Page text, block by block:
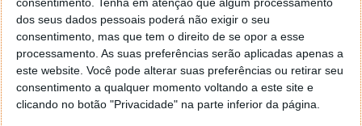
consentimento. Tenha em atenção que algum processamento
dos seus dados pessoais poderá não exigir o seu
consentimento, mas que tem o direito de se opor a esse
processamento. As suas preferências serão aplicadas apenas a
este website. Você pode alterar suas preferências ou retirar seu
consentimento a qualquer momento voltando a este site e
clicando no botão "Privacidade" na parte inferior da página.
agosto chega o momento da verdade. Será durante
esse mês e meio que a Xiaomi lançará as primeiras
versões estáveis ​​do HyperOS 3.3 ou HyperOS 4 com
Android 17.
Quanto aos modelos que poderão ser atualizados em
agosto, provavelmente apenas alguns modelos topo